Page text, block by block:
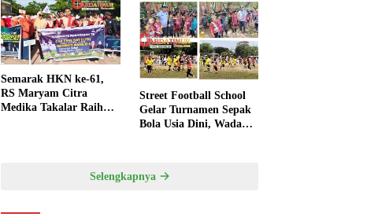
Semarak HKN ke-61,
RS Maryam Citra
Medika Takalar Raih
Street Football School
Gelar Turnamen Sepak
Bola Usia Dini, Wadah
Selengkapnya